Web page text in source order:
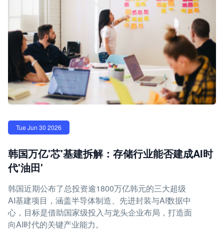
Tue Jun 30 2026
韩国万亿'芯'基建拆解：存储行业能否建成AI时
代'油田'
韩国近期公布了总投资逾1800万亿韩元的三大超级
AI基建项目，涵盖半导体制造、先进封装与AI数据中
心，目标是借助国家级投入与龙头企业布局，打造面
向AI时代的关键产业能力。